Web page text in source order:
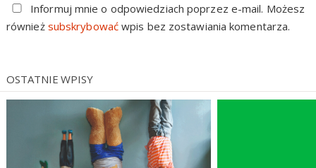
Informuj mnie o odpowiedziach poprzez e-mail. Możesz
również subskrybowaćwpis bez zostawiania komentarza.
OSTATNIE WPISY